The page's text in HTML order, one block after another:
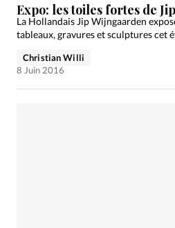
Expo: les toiles fortes de Jip
La Hollandais Jip Wijngaarden
tableaux, gravures et sculptures cet
Christian Willi
8 Juin 2016